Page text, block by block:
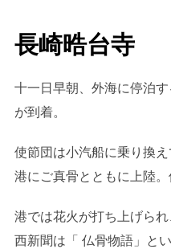
長崎晧台寺
十一日早朝、外海に停泊
が到着。
使節団は小汽船に乗り換え
港にご真骨とともに上陸。
港では花火が打ち上げら
西新聞は「 仏骨物語」と